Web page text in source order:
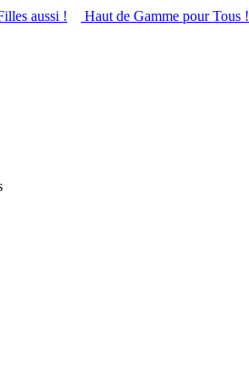
aussi ! Haut de Gamme pour Tous !